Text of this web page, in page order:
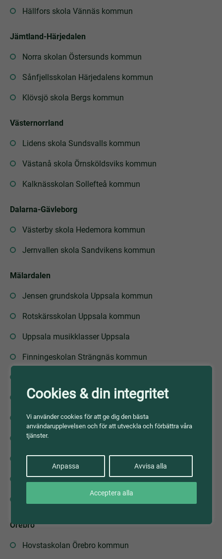
Cookies & din integritet
Vi använder cookies för att ge dig den bästa
användarupplevelsen och för att utveckla och förbättra våra
tjänster.
Anpassa Avvisa alla
Acceptera alla
Hällfors skola Vännäs kommun
Jämtland-Härjedalen
Norra skolan Östersunds kommun
Sånfjellsskolan Härjedalens kommun
Klövsjö skola Bergs kommun
Västernorrland
Lidens skola Sundsvalls kommun
Västanå skola Örnsköldsviks kommun
Kalknässkolan Sollefteå kommun
Dalarna-Gävleborg
Västerby skola Hedemora kommun
Jernvallen skola Sandvikens kommun
Mälardalen
Jensen grundskola Uppsala kommun
Rotskärsskolan Uppsala kommun
Uppsala musikklasser Uppsala
Finningeskolan Strängnäs kommun
Tallkrogens skola Stockholm
Vårbyskolan Huddinge kommun
Vallaskolan Sala kommun
Vitalisskolan Trosa kommun
Åkraskolan Sala kommun
Fokusskolan Nyköpings kommun
Örebro
Hovstaskolan Örebro kommun